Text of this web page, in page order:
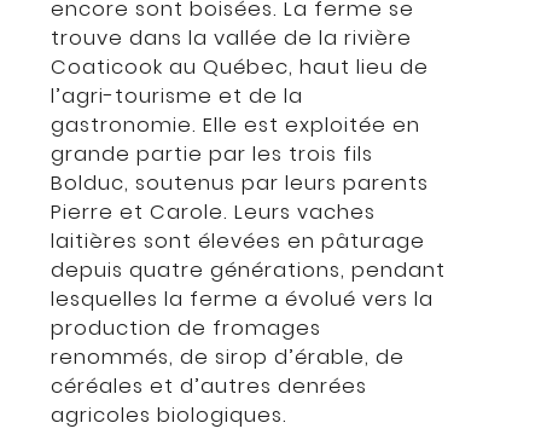
encore sont boisées. La ferme se
trouve dans la vallée de la rivière
Coaticook au Québec, haut lieu de
l’agri-tourisme et de la
gastronomie. Elle est exploitée en
grande partie par les trois fils
Bolduc, soutenus par leurs parents
Pierre et Carole. Leurs vaches
laitières sont élevées en pâturage
depuis quatre générations, pendant
lesquelles la ferme a évolué vers la
production de fromages
renommés, de sirop d’érable, de
céréales et d’autres denrées
agricoles biologiques.